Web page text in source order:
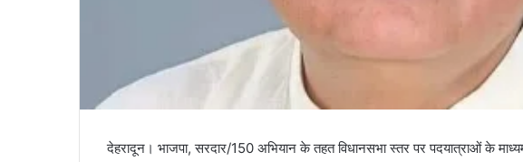
देहरादून। भाजपा, सरदार/150 अभियान के तहत विधानसभा स्तर पर पदयात्राओं के